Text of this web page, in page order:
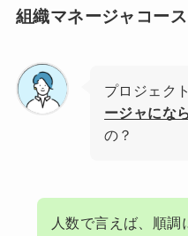
組織マネージャコー
プロジェク
ージャにな
の？
人数で言えば、順調